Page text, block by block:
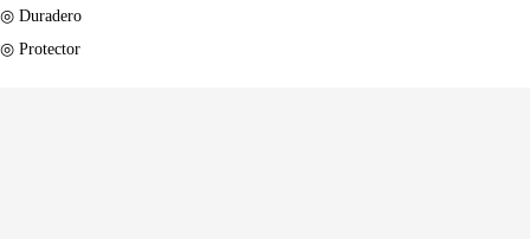
◎ Duradero
◎ Protector